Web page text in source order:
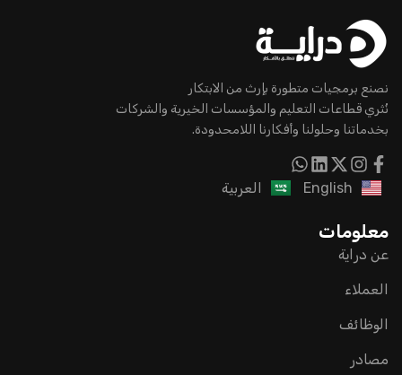
نصنع برمجيات متطورة بإرث من الابتكار
نُثري قطاعات التعليم والمؤسسات الخيرية والشركات
بخدماتنا وحلولنا وأفكارنا اللامحدودة.
English العربية
معلومات
عن دراية
العملاء
الوظائف
مصادر